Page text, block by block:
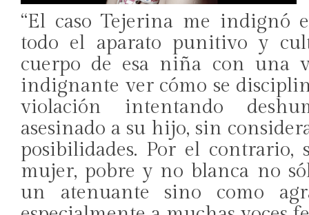
“El caso Tejerina me indignó
todo el aparato punitivo y
cuerpo de esa niña con una
indignante ver cómo se
violación intentando
asesinado a su hijo, sin
posibilidades. Por el
mujer, pobre y no blanca no
un atenuante sino como